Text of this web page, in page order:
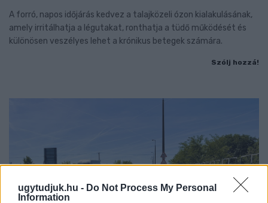
ugytudjuk.hu - Do Not Process My Personal
Information
A forró, napos időjárás kedvez a talajközeli ózon kialakulásának,
amely irritálhatja a légutakat, ronthatja a tüdő működését és
különösen veszélyes lehet a krónikus betegek számára.
Szólj hozzá!